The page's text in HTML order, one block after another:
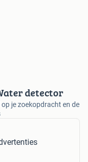
detector
je zoekopdracht en de